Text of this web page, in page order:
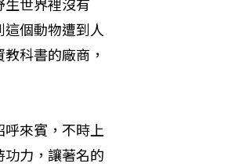
個動物遭到人
科書的廠商，
來賓，不時上
力，讓著名的